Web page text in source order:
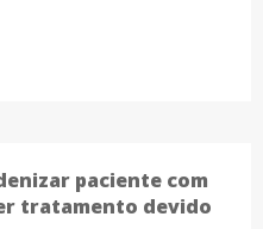
paciente com
tratamento devido